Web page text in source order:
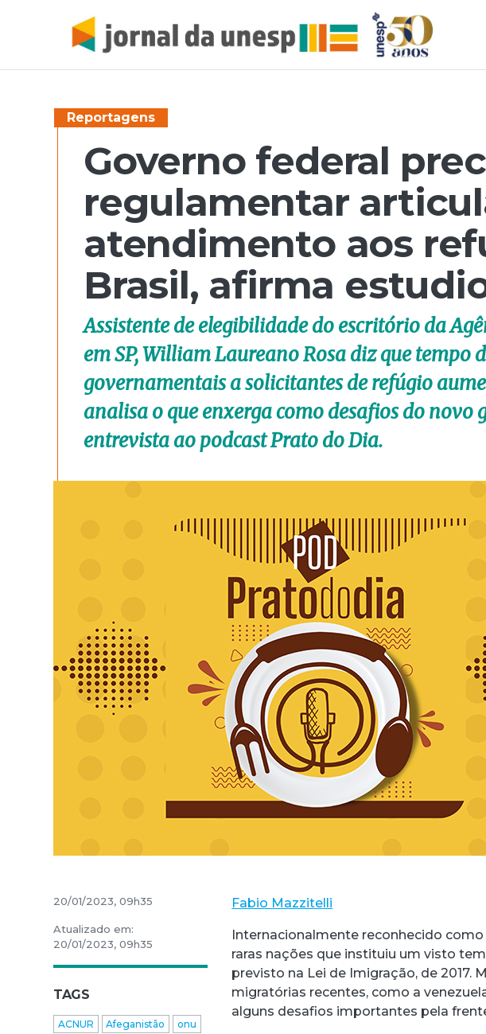
Reportagens
Governo federal
regulamentar
atendimento aos
Brasil, afirma
Assistente de elegibilidade do escritório da
em SP, William Laureano Rosa diz que tempo
governamentais a solicitantes de refúgio
analisa o que enxerga como desafios do novo
entrevista ao podcast Prato do Dia.
Fabio Mazzitelli
Internacionalmente reconhecido
raras nações que instituiu um visto
previsto na Lei de Imigração, de 2017.
migratórias recentes, como a
alguns desafios importantes pela
20/01/2023, 09h35
Atualizado em:
20/01/2023, 09h35
TAGS
ACNUR Afeganistão
onu